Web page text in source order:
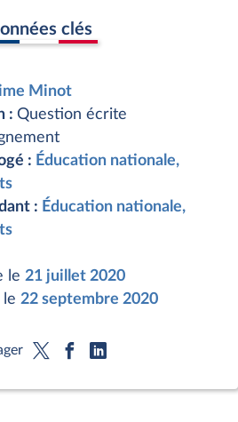
clés
Minot
: Question écrite
: Éducation nationale,
: Éducation nationale,
le 21 juillet 2020
le 22 septembre 2020